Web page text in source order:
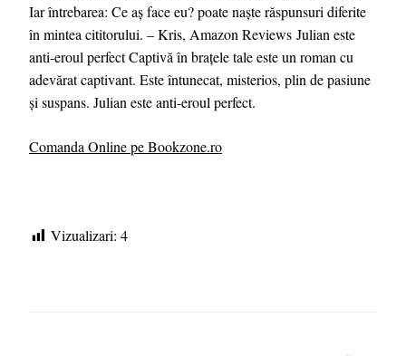
Iar întrebarea: Ce aș face eu? poate naște răspunsuri diferite
în mintea cititorului. – Kris, Amazon Reviews Julian este
anti-eroul perfect Captivă în brațele tale este un roman cu
adevărat captivant. Este întunecat, misterios, plin de pasiune
și suspans. Julian este anti-eroul perfect.
Comanda Online pe Bookzone.ro
Vizualizari: 4